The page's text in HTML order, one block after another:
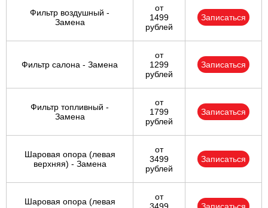
Фильтр воздушный -
Замена
от
1499
рублей
Записаться
Фильтр салона - Замена
от
1299
рублей
Записаться
Фильтр топливный -
Замена
от
1799
рублей
Записаться
Шаровая опора (левая
верхняя) - Замена
от
3499
рублей
Записаться
Шаровая опора (левая
от